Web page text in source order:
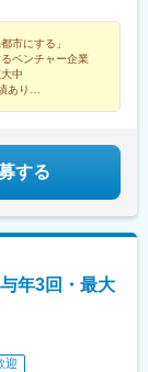
市にする」
ベンチャー企業
中
あり
する
年3回・最大
迎